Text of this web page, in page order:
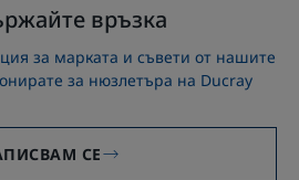
връзка
за марката и съвети от нашите
за нюзлетъра на Ducray
СЕ